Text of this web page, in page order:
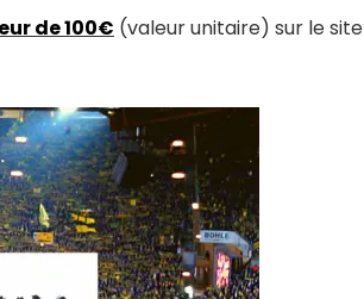
de 100€ (valeur unitaire) sur le site